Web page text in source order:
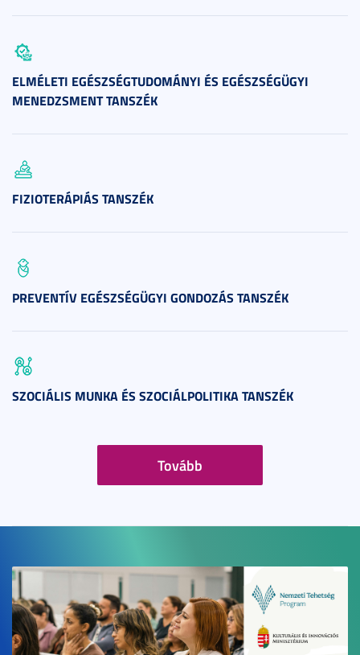
ELMÉLETI EGÉSZSÉGTUDOMÁNYI ÉS EGÉSZSÉGÜGYI
MENEDZSMENT TANSZÉK
FIZIOTERÁPIÁS TANSZÉK
PREVENTÍV EGÉSZSÉGÜGYI GONDOZÁS TANSZÉK
SZOCIÁLIS MUNKA ÉS SZOCIÁLPOLITIKA TANSZÉK
Tovább